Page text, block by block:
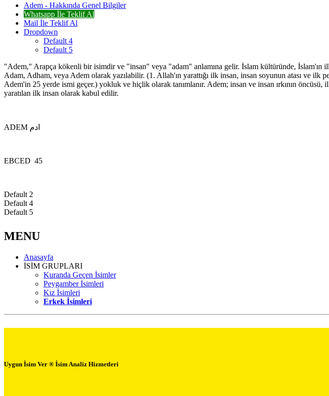
Adem - Hakkında Genel Bilgiler
Whatsapp İle Teklif Al
Mail İle Teklif Al
Dropdown
Default 4
Default 5
"Adem," Arapça kökenli bir isimdir ve "insan" veya "adam" anlamına gelir. İslam kültüründe, İslam'ın
Adam, Adham, veya Adem olarak yazılabilir. (1. Allah'ın yarattığı ilk insan, insan soyunun atası ve
Adem'in 25 yerde ismi geçer.) yokluk ve hiçlik olarak tanımlanır. Adem; insan ve insan ırkının
yaratılan ilk insan olarak kabul edilir.
ADEM ادم
EBCED 45
Default 2
Default 4
Default 5
MENU
Anasayfa
İSİM GRUPLARI
Kuranda Geçen İsimler
Peygamber İsimleri
Kız İsimleri
Erkek İsimleri
Uygun İsim Ver ® İsim Analiz Hizmetleri